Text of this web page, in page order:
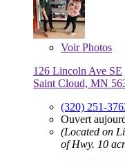
VoirPhotos
126 Lincoln Ave SE
Saint Cloud, MN
(320) 251-
Ouvert
(Located on
of Hwy. 10